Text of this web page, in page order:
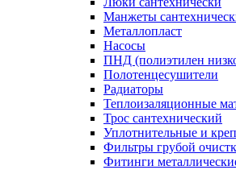
Манжеты
Металлопласт
Насосы
ПНД (полиэтилен
Полотенцесушители
Радиаторы
Теплоизаляционные
Трос сантехнический
Уплотнительные и
Фильтры грубой
Фитинги